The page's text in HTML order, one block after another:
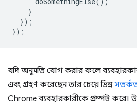
}
});
});
যদি অনুমতি যোগ করার ফলে
এবং গ্রহণ করেছেন তার চেয়ে ভিন্ন
Chrome ব্যবহারকারীকে প্রম্পট করে।